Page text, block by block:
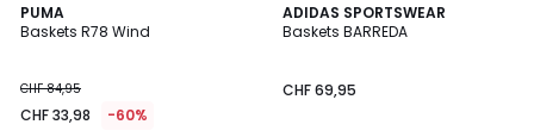
PUMA
Baskets R78 Wind
CHF 84,95
CHF 33,98 -60%
ADIDAS SPORTSWEAR
Baskets BARREDA
CHF 69,95
4,8
/ 5